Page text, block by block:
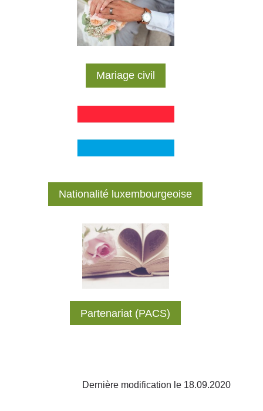
Mariage civil
Nationalité luxembourgeoise
Partenariat (PACS)
Dernière modification le 18.09.2020